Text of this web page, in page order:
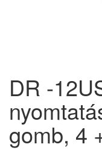
DR -
gomb, 4